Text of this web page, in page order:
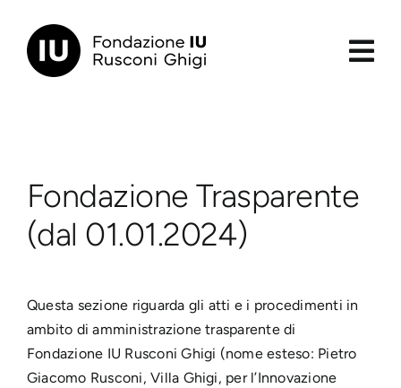
contenuto
Fondazione Trasparente
(dal 01.01.2024)
Questa sezione riguarda gli atti e i procedimenti in
ambito di amministrazione trasparente di
Fondazione IU Rusconi Ghigi (nome esteso: Pietro
Giacomo Rusconi, Villa Ghigi, per l’Innovazione